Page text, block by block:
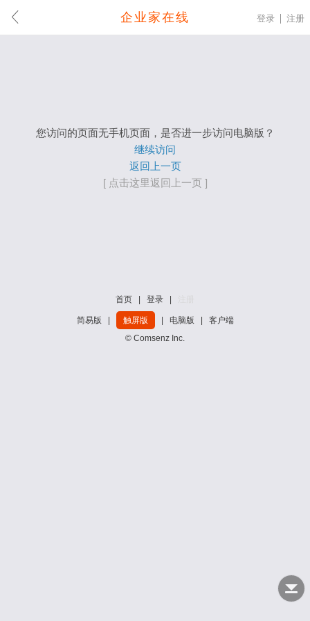
企业家在线 登录 注册
您访问的页面无手机页面，是否进一步访问电脑版？
继续访问
返回上一页
[ 点击这里返回上一页 ]
首页 登录
简易版 触屏版 电脑版
客户端
© Comsenz Inc.